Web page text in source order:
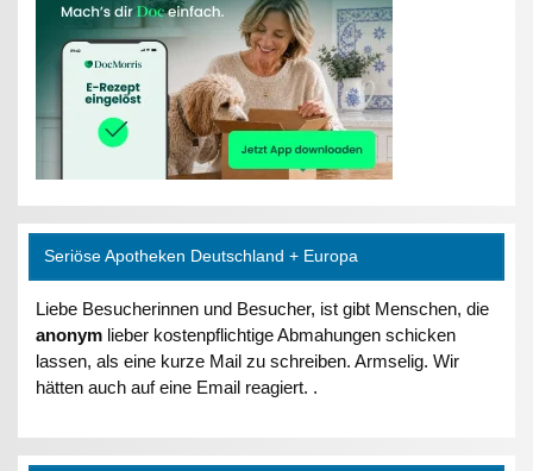
Seriöse Apotheken Deutschland + Europa
Liebe Besucherinnen und Besucher, ist gibt Menschen, die
anonym lieber kostenpflichtige Abmahungen schicken
lassen, als eine kurze Mail zu schreiben. Armselig. Wir
hätten auch auf eine Email reagiert. .